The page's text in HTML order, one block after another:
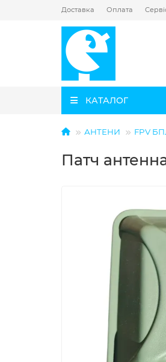
Доставка Оплата
КАТАЛОГ
АНТЕНИ FPV
Патч